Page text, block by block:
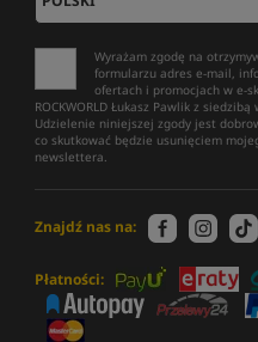
Wyrażam zgodę na
formularzu adres e-mail,
ofertach i promocjach w e-
ROCKWORLD Łukasz Pawlik z
Udzielenie niniejszej zgody jest
co skutkować będzie usunięciem
newslettera.
Znajdź nas na:
Płatności: